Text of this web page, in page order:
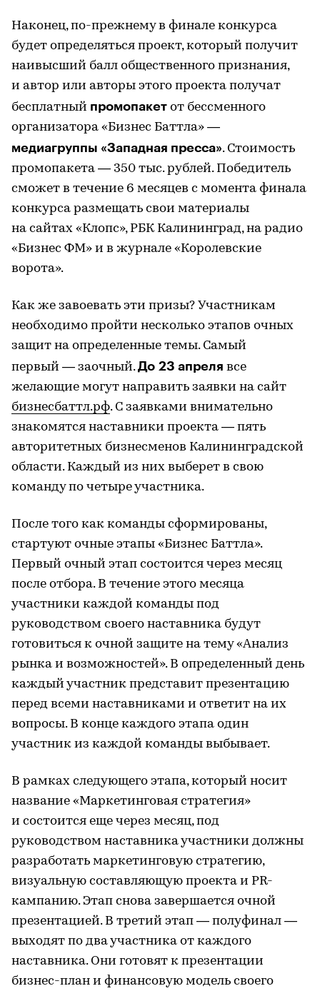
Наконец, по-прежнему в финале конкурса
будет определяться проект, который получит
наивысший балл общественного признания,
и автор или авторы этого проекта получат
бесплатный промопакет от бессменного
организатора «Бизнес Баттла» —
медиагруппы «Западная пресса». Стоимость
промопакета — 350 тыс. рублей. Победитель
сможет в течение 6 месяцев с момента финала
конкурса размещать свои материалы
на сайтах «Клопс», РБК Калининград, на радио
«Бизнес ФМ» и в журнале «Королевские
ворота».
Как же завоевать эти призы? Участникам
необходимо пройти несколько этапов очных
защит на определенные темы. Самый
первый — заочный.До 23 апреля все
желающие могут направить заявки на сайт
бизнесбаттл.рф. С заявками внимательно
знакомятся наставники проекта — пять
авторитетных бизнесменов Калининградской
области. Каждый из них выберет в свою
команду по четыре участника.
После того как команды сформированы,
стартуют очные этапы «Бизнес Баттла».
Первый очный этап состоится через месяц
после отбора. В течение этого месяца
участники каждой команды под
руководством своего наставника будут
готовиться к очной защите на тему «Анализ
рынка и возможностей». В определенный день
каждый участник представит презентацию
перед всеми наставниками и ответит на их
вопросы. В конце каждого этапа один
участник из каждой команды выбывает.
В рамках следующего этапа, который носит
название «Маркетинговая стратегия»
и состоится еще через месяц, под
руководством наставника участники должны
разработать маркетинговую стратегию,
визуальную составляющую проекта и PR-
кампанию. Этап снова завершается очной
презентацией. В третий этап — полуфинал —
выходят по два участника от каждого
наставника. Они готовят к презентации
бизнес-план и финансовую модель своего